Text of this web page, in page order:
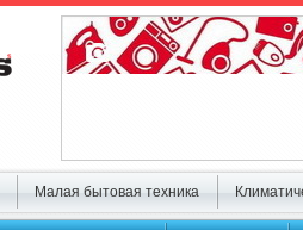
Малая бытовая техника